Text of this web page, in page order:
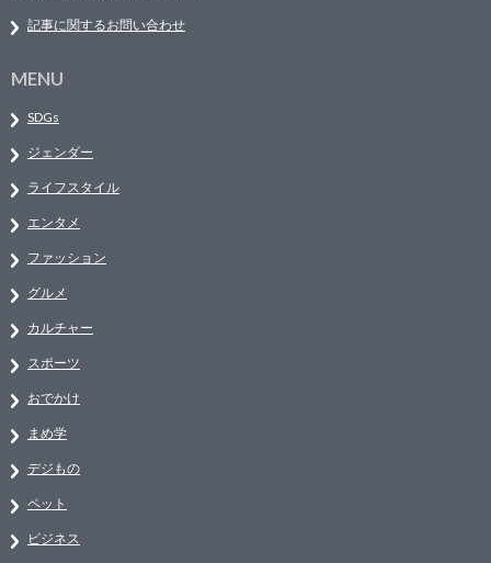
記事に関するお問い合わせ
MENU
SDGs
ジェンダー
ライフスタイル
エンタメ
ファッション
グルメ
カルチャー
スポーツ
おでかけ
まめ学
デジもの
ペット
ビジネス